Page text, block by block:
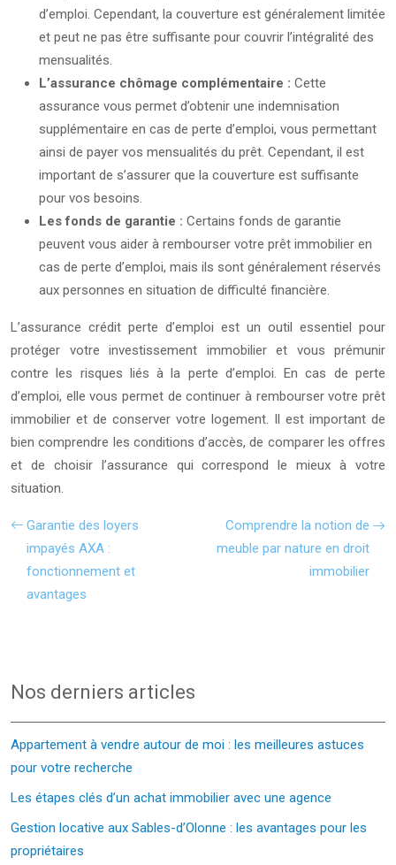
d’emploi. Cependant, la couverture est généralement limitée
et peut ne pas être suffisante pour couvrir l’intégralité des
mensualités.
L’assurance chômage complémentaire : Cette
assurance vous permet d’obtenir une indemnisation
supplémentaire en cas de perte d’emploi, vous permettant
ainsi de payer vos mensualités du prêt. Cependant, il est
important de s’assurer que la couverture est suffisante
pour vos besoins.
Les fonds de garantie : Certains fonds de garantie
peuvent vous aider à rembourser votre prêt immobilier en
cas de perte d’emploi, mais ils sont généralement réservés
aux personnes en situation de difficulté financière.
L’assurance crédit perte d’emploi est un outil essentiel pour
protéger votre investissement immobilier et vous prémunir
contre les risques liés à la perte d’emploi. En cas de perte
d’emploi, elle vous permet de continuer à rembourser votre prêt
immobilier et de conserver votre logement. Il est important de
bien comprendre les conditions d’accès, de comparer les offres
et de choisir l’assurance qui correspond le mieux à votre
situation.
Garantie des loyers
impayés AXA :
fonctionnement et
avantages
Comprendre la notion de
meuble par nature en droit
immobilier
Nos derniers articles
Appartement à vendre autour de moi : les meilleures astuces
pour votre recherche
Les étapes clés d’un achat immobilier avec une agence
Gestion locative aux Sables-d’Olonne : les avantages pour les
propriétaires